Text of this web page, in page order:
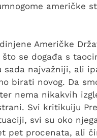
američke
Američke
što se događa s
sada najvažniji, ali
birati novog. Da
nema nikakvih
Svi kritikuiju
svi su oko
pet procenata, ali